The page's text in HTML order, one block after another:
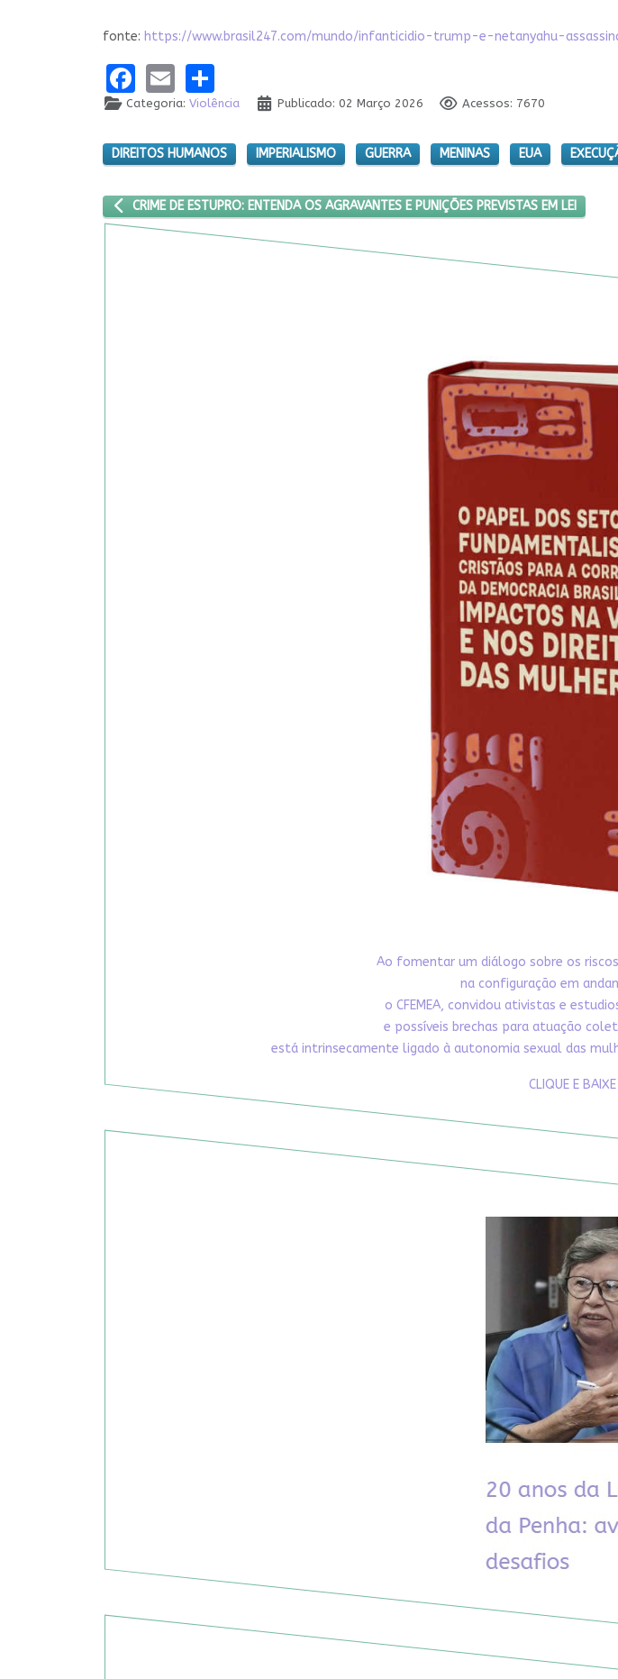
fonte: https://www.brasil247.com/mundo/infanticidio-trump-e-netanyahu-
Facebook
Email
Categoria:Violência Publicado: 02 Março 2026 Acessos: 7670
DIREITOS HUMANOS IMPERIALISMO GUERRA MENINAS EUA
ARTIGO ANTERIOR: CRIME DE ESTUPRO: ENTENDA OS AGRAVANTES E PUNIÇÕES
CRIME DE ESTUPRO: ENTENDA OS AGRAVANTES E PUNIÇÕES PREVISTAS EM LEI
Ao fomentar um diálogo sobre os
na configuração em
o CFEMEA, convidou ativistas e
e possíveis brechas para atuação
está intrinsecamente ligado à autonomia sexual das
CLIQUE E